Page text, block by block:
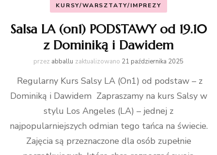
KURSY/WARSZTATY/IMPREZY
Salsa LA (on1) PODSTAWY od 19.10
z Dominiką i Dawidem
przez abballu zaktualizowano 21 października 2025
Regularny Kurs Salsy LA (On1) od podstaw – z
Dominiką i Dawidem Zapraszamy na kurs Salsy w
stylu Los Angeles (LA) – jednej z
najpopularniejszych odmian tego tańca na świecie.
Zajęcia są przeznaczone dla osób zupełnie